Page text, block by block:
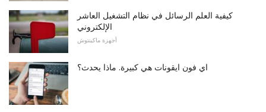
كيفية العلم الرسائل في نظام التشغيل العاشر
الإلكتروني
أجهزة ماكينتوش
اي فون ايقونات هي كبيرة. ماذا يحدث؟